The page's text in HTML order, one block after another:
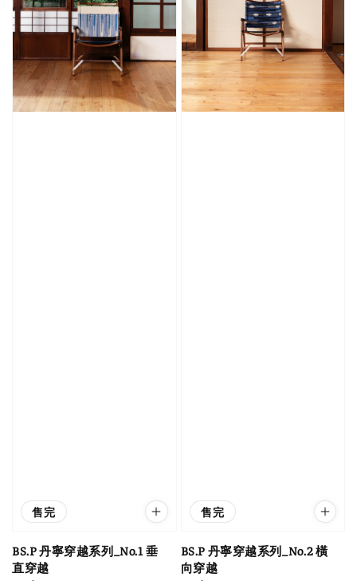
售完
BS.P 丹寧穿越系列_No.1 垂
直穿越
售完
BS.P 丹寧穿越系列_No.2 橫
向穿越